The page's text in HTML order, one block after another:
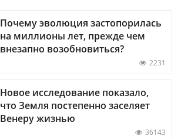
Почему эволюция застопорилась
на миллионы лет, прежде чем
внезапно возобновиться?
2231
Новое исследование показало,
что Земля постепенно заселяет
Венеру жизнью
36143